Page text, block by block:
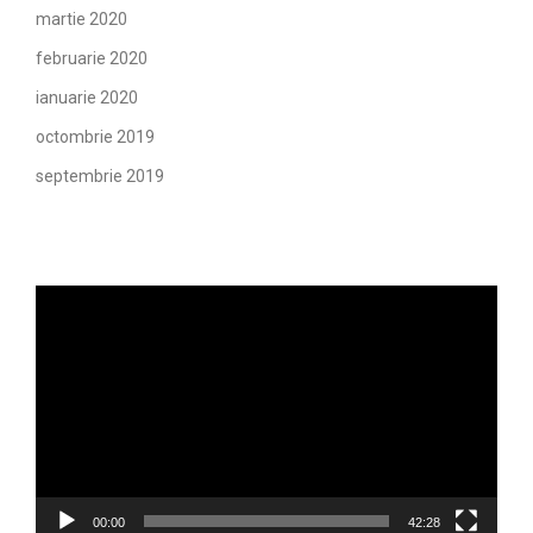
martie 2020
februarie 2020
ianuarie 2020
octombrie 2019
septembrie 2019
00:00 42:28